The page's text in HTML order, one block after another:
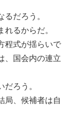
だろう。
るからだ。
程式が揺らいで
、国会内の連立
ろう。
局、候補者は自